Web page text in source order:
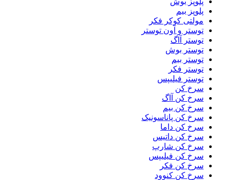
پلوپز بیم
مولتی کوکر فکر
توستر و آون توستر
توستر آاگ
توستر بوش
توستر بیم
توستر فکر
توستر فیلیپس
سرخ کن
سرخ کن آاگ
سرخ کن بیم
سرخ کن پاناسونیک
سرخ کن داما
سرخ کن داتیس
سرخ کن شارپ
سرخ کن فیلیپس
سرخ کن فکر
سرخ کن کنوود